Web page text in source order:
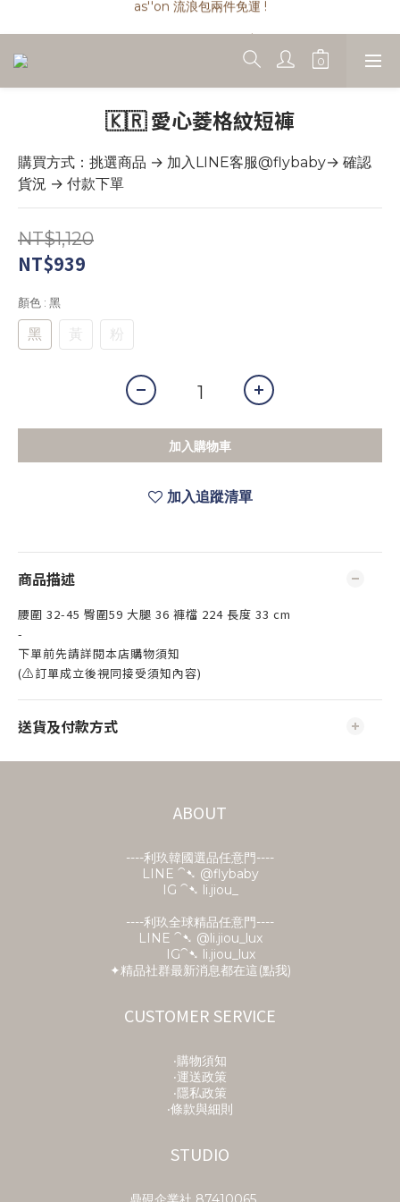
as''on 流浪包兩件免運 !
as''on 流浪包匯款現折 $ 100
精品類商品私訊小編 !
🇰🇷 愛心菱格紋短褲
購買方式：挑選商品 → 加入LINE客服@flybaby→ 確認
貨況 → 付款下單
NT$1,120
NT$939
顏色 : 黑
黑 黃 粉
加入購物車
加入追蹤清單
商品描述
腰圍 32-45 臀圍59 大腿 36 褲檔 224 長度 33 cm
-
下單前先請詳閱本店購物須知
(⚠訂單成立後視同接受須知內容)
送貨及付款方式
ABOUT
----利玖韓國選品任意門----
LINE ⁀➷ @flybaby
IG ⁀➷ li.jiou_
----利玖全球精品任意門----
LINE ⁀➷ @li.jiou_lux
IG⁀➷ li.jiou_lux
✦精品社群最新消息都在這(點我)
CUSTOMER SERVICE
‧購物須知
‧運送政策
‧隱私政策
‧條款與細則
STUDIO